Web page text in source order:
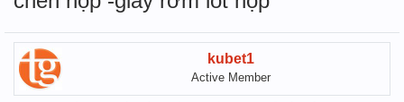
kubet1
Active Member